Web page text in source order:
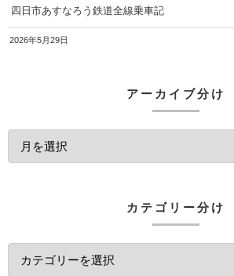
四日市あすなろう鉄道全線乗車記
2026年5月29日
アーカイブ分け
カテゴリー分け